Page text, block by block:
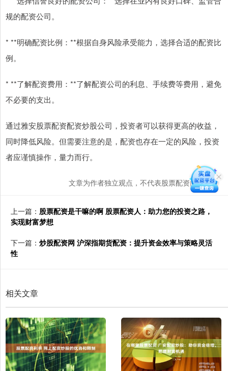
规的配资公司。
* **明确配资比例：**根据自身风险承受能力，选择合适的配资比
例。
* **了解配资费用：**了解配资公司的利息、手续费等费用，避免
不必要的支出。
通过雅安股票配资配资炒股公司，投资者可以获得更高的收益，
同时降低风险。但需要注意的是，配资也存在一定的风险，投资
者应谨慎操作，量力而行。
文章为作者独立观点，不代表股票配资门户观点
上一篇： 股票配资是干嘛的啊 股票配资人：助力您的投资之路，
实现财富梦想
下一篇： 炒股配资网 沪深指期货配资：提升资金效率与策略灵活
性
相关文章